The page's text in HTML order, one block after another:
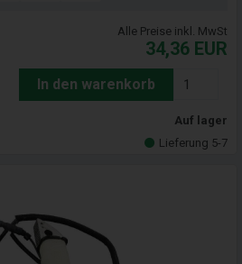
Alle Preise inkl. MwSt
34,36 EUR
In den warenkorb
Auf lager
Lieferung 5-7